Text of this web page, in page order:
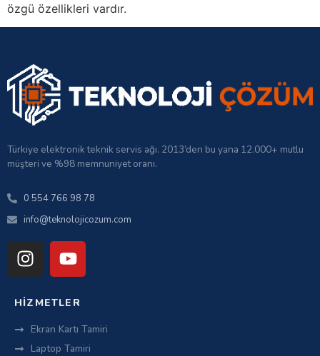
özgü özellikleri vardır.
Türkiye elektronik teknik servis ağı. 2013’den bu yana 12.000+ mutlu
müşteri ve %98 memnuniyet oranı.
0 554 766 98 78
info@teknolojicozum.com
HIZMETLER
Ekran Kartı Tamiri
Laptop Tamiri